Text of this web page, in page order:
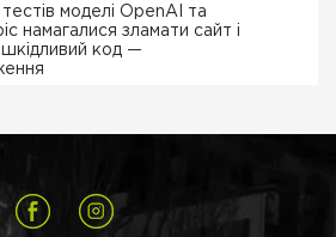
тестів моделі OpenAI та
намагалися зламати сайт і
код —